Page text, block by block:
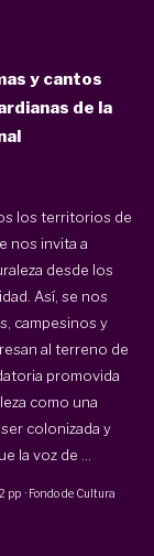
y cantos
de la
los territorios de
nos invita a
desde los
Así, se nos
campesinos y
al terreno de
promovida
como una
colonizada y
la voz de ...
pp · Fondo de Cultura